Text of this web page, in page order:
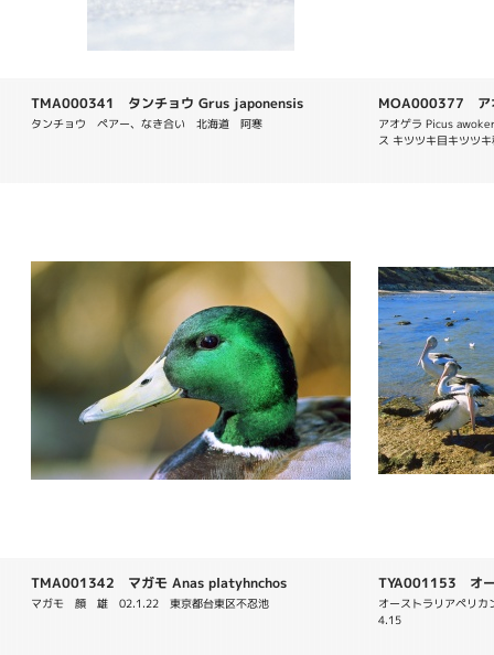
TMA000341 タンチョウ Grus japonensis
タンチョウ　ペアー、なき合い　北海道　阿寒
MOA000377 ア
アオゲラ Picus
ス キツツキ目キツツ
TMA001342 マガモ Anas platyhnchos
マガモ　顔　雄　02.1.22　東京都台東区不忍池
TYA001153 オー
conspicillatus
オーストラリアペリ
4.15